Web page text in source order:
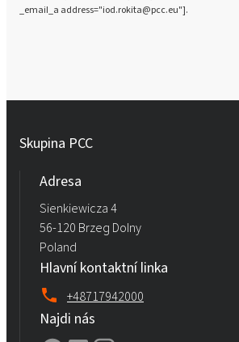
_email_a address="iod.rokita@pcc.eu"].
Skupina PCC
Adresa
Sienkiewicza 4
56-120 Brzeg Dolny
Poland
Hlavní kontaktní linka
+48717942000
Najdi nás